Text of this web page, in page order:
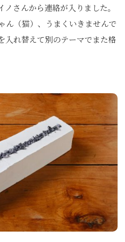
さんから連絡が入りました。
ん（猫）、うまくいきませんで
入れ替えて別のテーマでまた格